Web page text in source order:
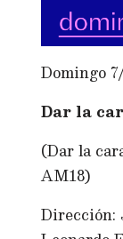
Domingo
Dar la
(Dar la
AM18)
Dirección: